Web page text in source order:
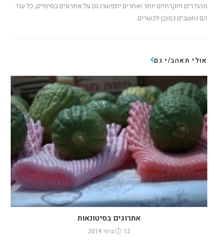
מהודרים ויוקרתיים יותר ואחרים יתפשרו גם על אתרוגים בסיסיים, כל עוד
הם נחשבים כמובן לכשרים.
אולי תאהב/י גם
אתרוגים בסיטונאות
12 ביוני 2019